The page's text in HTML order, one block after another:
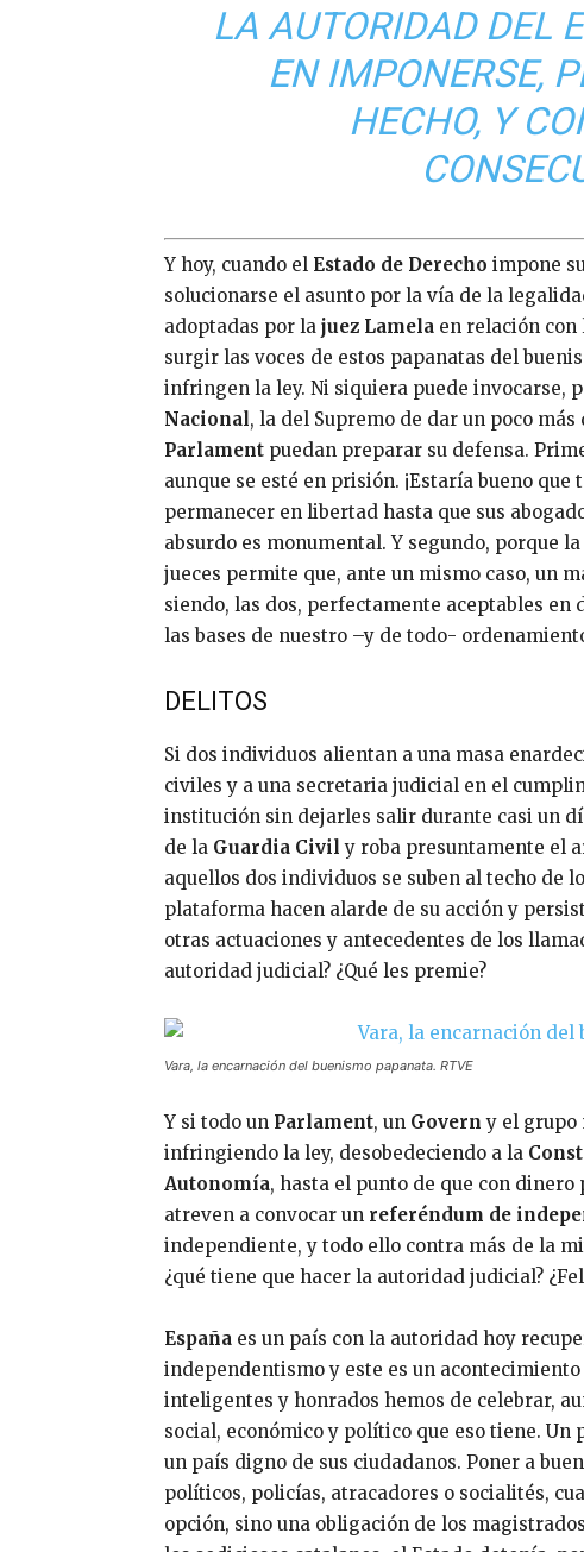
LA AUTORIDAD DEL
EN IMPONERSE,
HECHO, Y
Y hoy, cuando el Estado de Derecho impone
solucionarse el asunto por la vía de la
adoptadas por la juez Lamela en relación con
surgir las voces de estos papanatas del
infringen la ley. Ni siquiera puede invocarse,
Nacional, la del Supremo de dar un poco
Parlament puedan preparar su defensa.
aunque se esté en prisión. ¡Estaría bueno
permanecer en libertad hasta que sus
absurdo es monumental. Y segundo, porque
jueces permite que, ante un mismo caso, un
siendo, las dos, perfectamente aceptables
las bases de nuestro –y de todo-
DELITOS
Si dos individuos alientan a una masa
civiles y a una secretaria judicial en el
institución sin dejarles salir durante casi un
de la Guardia Civil y roba presuntamente el
aquellos dos individuos se suben al techo de
plataforma hacen alarde de su acción y
otras actuaciones y antecedentes de los
autoridad judicial? ¿Qué les premie?
Vara, la encarnación del buenismo papanata. RTVE
Y si todo un Parlament, un Govern y el grupo
infringiendo la ley, desobedeciendo a la
Autonomía, hasta el punto de que con
atreven a convocar un referéndum de
independiente, y todo ello contra más de la
¿qué tiene que hacer la autoridad judicial?
España es un país con la autoridad hoy
independentismo y este es un
inteligentes y honrados hemos de celebrar,
social, económico y político que eso tiene. Un
un país digno de sus ciudadanos. Poner a
políticos, policías, atracadores o socialités,
opción, sino una obligación de los